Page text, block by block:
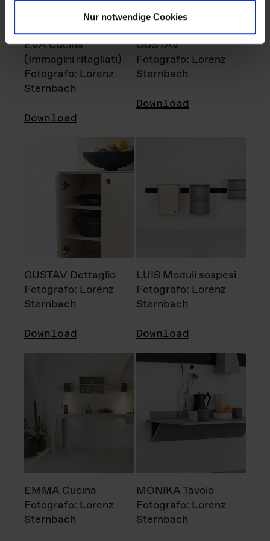
Nur notwendige Cookies
EVA Cucina
(Immagini ritagliati)
Fotografo: Lorenz
Sternbach
Download
GUSTAV
Fotografo: Lorenz
Sternbach
Download
GUSTAV Dettaglio
Fotografo: Lorenz
Sternbach
Download
LUIS Moduli sospesi
Fotografo: Lorenz
Sternbach
Download
EMMA Cucina
Fotografo: Lorenz
Sternbach
MONIKA Tavolo
Fotografo: Lorenz
Sternbach